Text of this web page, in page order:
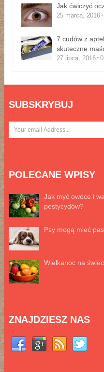
Jak ćwiczyć
25 marca, 2016
7 cudów z
skuteczne
27 lipca, 2016 0
SUBSKRYBUJ
POLECANE WPISY
Jak myć owoce i
pestycydów?
Psy mogą mieć
Wielkanoc na
ZNAJDZIESZ NAS